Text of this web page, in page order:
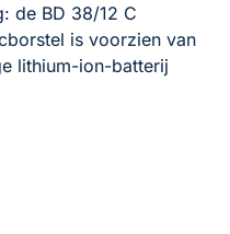
de BD 38/12 C
is voorzien van
lithium-ion-batterij